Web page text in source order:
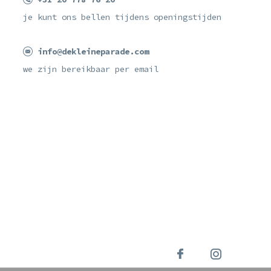
je kunt ons bellen tijdens openingstijden
info@dekleineparade.com
we zijn bereikbaar per email